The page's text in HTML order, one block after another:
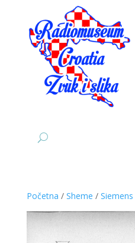
Početna / Sheme / Siemens